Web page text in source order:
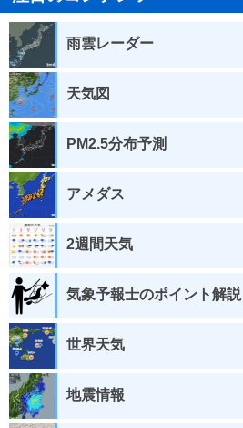
雨雲レーダー
天気図
PM2.5分布予測
アメダス
2週間天気
気象予報士のポイント解説
世界天気
地震情報